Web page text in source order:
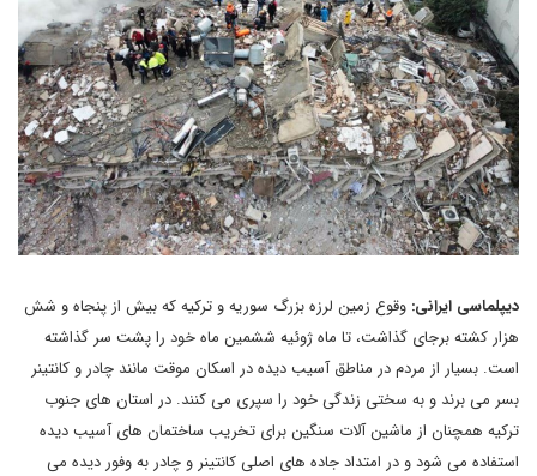
دیپلماسی ایرانی: وقوع زمین لرزه بزرگ سوریه و ترکیه که بیش از پنجاه و شش
هزار کشته برجای گذاشت، تا ماه ژوئیه ششمین ماه خود را پشت سر گذاشته
است. بسیار از مردم در مناطق آسیب دیده در اسکان موقت مانند چادر و کانتینر
بسر می برند و به سختی زندگی خود را سپری می کنند. در استان های جنوب
ترکیه همچنان از ماشین آلات سنگین برای تخریب ساختمان های آسیب دیده
استفاده می شود و در امتداد جاده های اصلی کانتینر و چادر به وفور دیده می